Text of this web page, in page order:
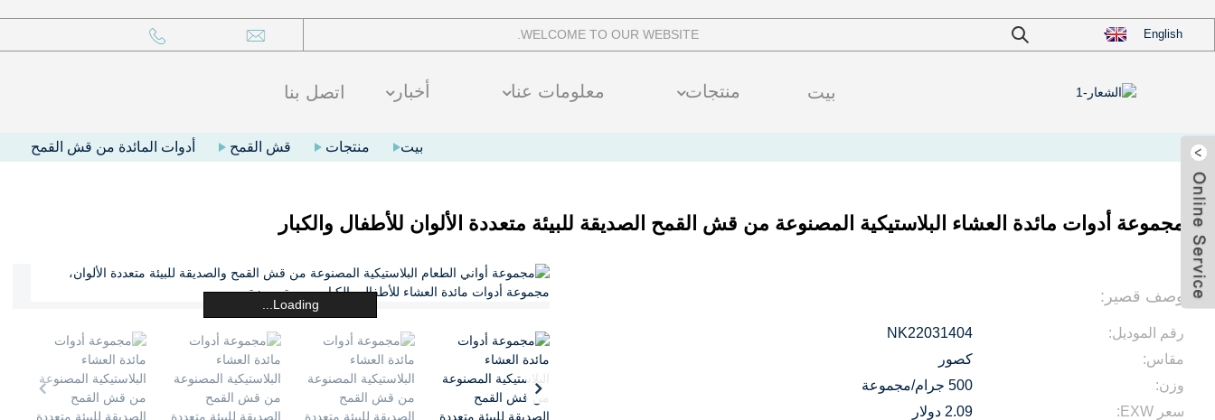
WELCOME TO OUR WEBSITE. English
بيت منتجات معلومات عنا أخبار اتصل بنا
بيت منتجات قش القمح أدوات المائدة من قش القمح
مجموعة أدوات مائدة العشاء البلاستيكية المصنوعة من قش القمح الصديقة للبيئة متعددة الألوان للأطفال والكبار
Loading... وصف قصير:
رقم الموديل:
NK22031404
مقاس:
كصور
وزن:
500 جرام/مجموعة
سعر EXW:
2.09 دولار
إرسال البريد
الإلكتروني
أندرويد